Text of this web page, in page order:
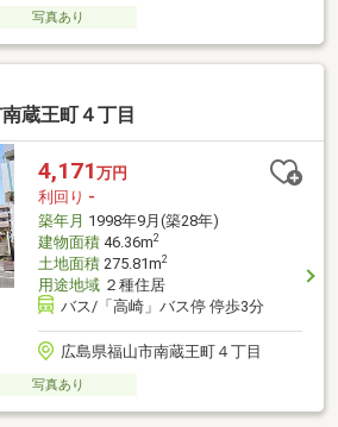
写真あり
蔵王町４丁目
4,171 万円
利回り -
築年月 1998年9月(築28年)
建物面積46.36m2
土地面積275.81m2
用途地域２種住居
バス/「高崎」バス停 停歩3分
広島県福山市南蔵王町４丁目
写真あり